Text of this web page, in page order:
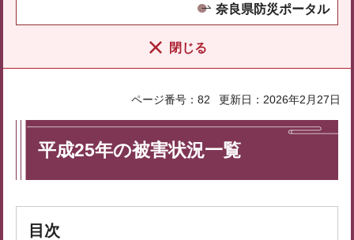
奈良県防災ポータル
閉じる
ページ番号：82 更新日：2026年2月27日
平成25年の被害状況一覧
目次